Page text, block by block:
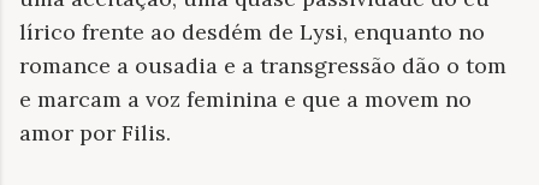
lírico frente ao desdém de Lysi, enquanto no
romance a ousadia e a transgressão dão o tom
e marcam a voz feminina e que a movem no
amor por Filis.